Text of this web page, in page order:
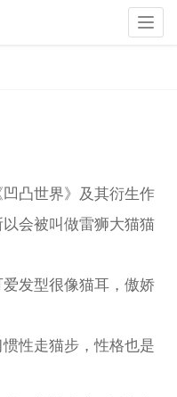
凸世界》及其衍生作
会被叫做雷狮大猫猫
发型很像猫耳，傲娇
性走猫步，性格也是